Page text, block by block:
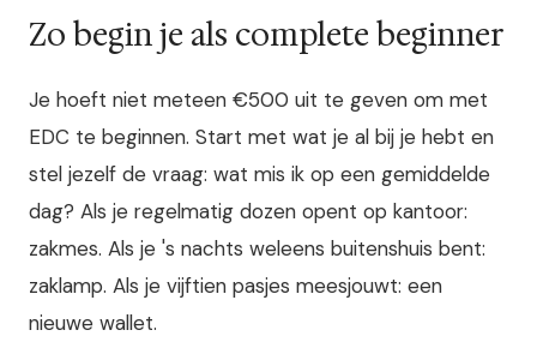
Zo begin je als complete beginner
Je hoeft niet meteen €500 uit te geven om met
EDC te beginnen. Start met wat je al bij je hebt en
stel jezelf de vraag: wat mis ik op een gemiddelde
dag? Als je regelmatig dozen opent op kantoor:
zakmes. Als je 's nachts weleens buitenshuis bent:
zaklamp. Als je vijftien pasjes meesjouwt: een
nieuwe wallet.